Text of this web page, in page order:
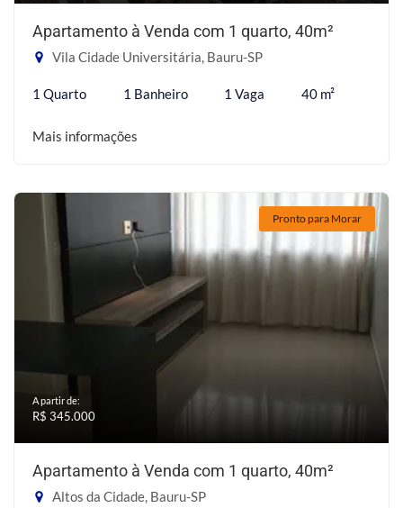
Apartamento à Venda com 1 quarto, 40m²
Vila Cidade Universitária, Bauru-SP
1 Quarto 1 Banheiro 1 Vaga 40 m²
Mais informações
Pronto para Morar
A partir de:
R$ 345.000
Apartamento à Venda com 1 quarto, 40m²
Altos da Cidade, Bauru-SP